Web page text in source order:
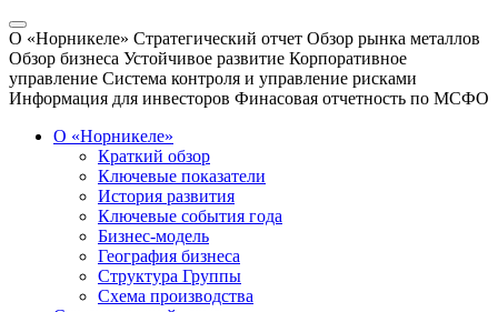
О «Норникеле» Стратегический отчет Обзор рынка металлов
Обзор бизнеса Устойчивое развитие Корпоративное
управление Система контроля и управление рисками
Информация для инвесторов Финасовая отчетность по МСФО
О «Норникеле»
Краткий обзор
Ключевые показатели
История развития
Ключевые события года
Бизнес-модель
География бизнеса
Структура Группы
Схема производства